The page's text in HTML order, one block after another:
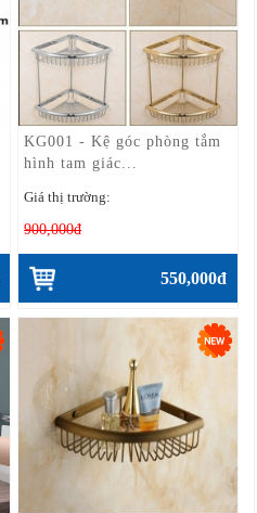
KG001 - Kệ góc phòng tắm
hình tam giác...
Giá thị trường:
900,000đ
550,000đ